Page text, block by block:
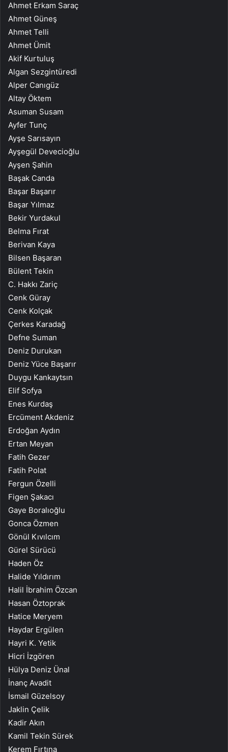
Ahmet Erkam Saraç
Ahmet Güneş
Ahmet Telli
Ahmet Ümit
Akif Kurtuluş
Algan Sezgintüredi
Alper Canıgüz
Altay Öktem
Asuman Susam
Ayfer Tunç
Ayşe Sarısayın
Ayşegül Devecioğlu
Ayşen Şahin
Başak Canda
Başar Başarır
Başar Yılmaz
Bekir Yurdakul
Belma Fırat
Berivan Kaya
Bilsen Başaran
Bülent Tekin
C. Hakkı Zariç
Cenk Güray
Cenk Kolçak
Çerkes Karadağ
Defne Suman
Deniz Durukan
Deniz Yüce Başarır
Duygu Kankaytsın
Elif Sofya
Enes Kurdaş
Ercüment Akdeniz
Erdoğan Aydın
Ertan Meyan
Fatih Gezer
Fatih Polat
Fergun Özelli
Figen Şakacı
Gaye Boralıoğlu
Gonca Özmen
Gönül Kıvılcım
Gürel Sürücü
Haden Öz
Halide Yıldırım
Halil İbrahim Özcan
Hasan Öztoprak
Hatice Meryem
Haydar Ergülen
Hayri K. Yetik
Hicri İzgören
Hülya Deniz Ünal
İnanç Avadit
İsmail Güzelsoy
Jaklin Çelik
Kadir Akın
Kamil Tekin Sürek
Kerem Fırtına